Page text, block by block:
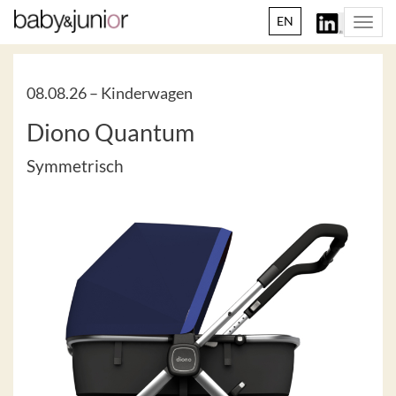
EN
08.08.26 – Kinderwagen
Diono Quantum
Symmetrisch